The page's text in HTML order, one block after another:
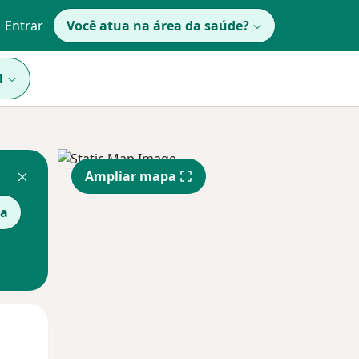
Entrar Você atua na área da saúde?
Ampliar mapa